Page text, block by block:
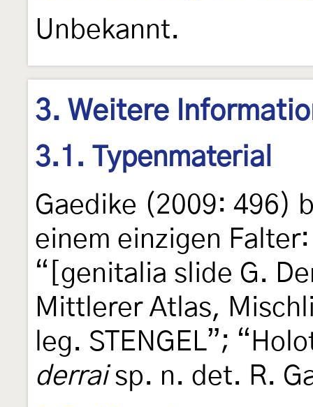
Unbekannt.
3. Weitere
3.1. Typenmaterial
Gaedike (2009: 496)
einem einzigen
“[genitalia slide G.
Mittlerer Atlas,
leg. STENGEL”;
derraisp. n. det. R.